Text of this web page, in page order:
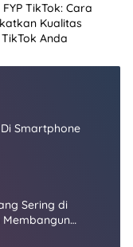
TikTok: Cara
Kualitas
Anda
Smartphone
Sering di